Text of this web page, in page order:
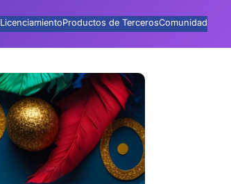
LicenciamientoProductos de TercerosComunidad